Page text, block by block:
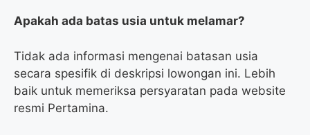
Apakah ada batas usia untuk melamar?
Tidak ada informasi mengenai batasan usia
secara spesifik di deskripsi lowongan ini. Lebih
baik untuk memeriksa persyaratan pada website
resmi Pertamina.